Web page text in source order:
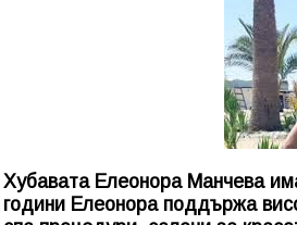
Хубавата Елеонора Манчева
години Елеонора поддържа